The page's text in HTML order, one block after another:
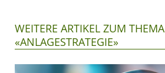
WEITERE ARTIKEL ZUM THEMA
«ANLAGESTRATEGIE»